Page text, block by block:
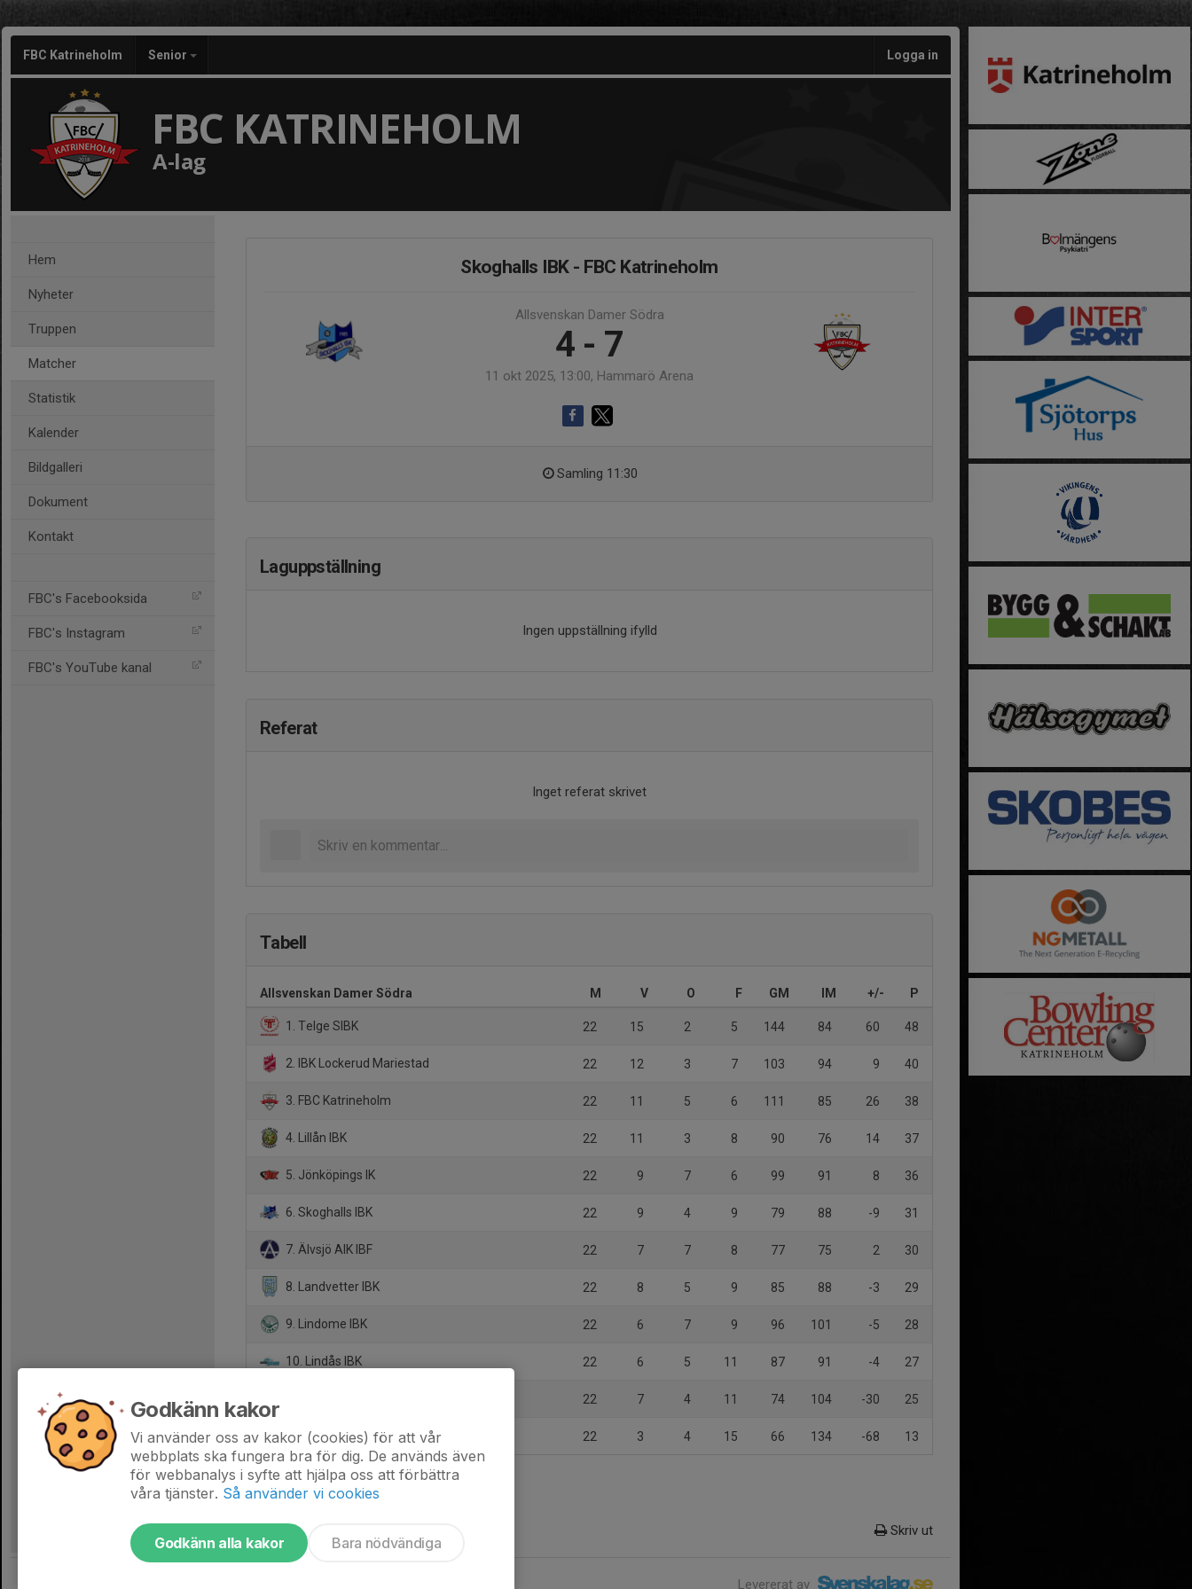
FBC Katrineholm Senior Logga in
FBC KATRINEHOLM
A-lag
Hem
Nyheter
Truppen
Matcher
Statistik
Kalender
Bildgalleri
Dokument
Kontakt
FBC's Facebooksida
FBC's Instagram
FBC's YouTube kanal
Skoghalls IBK - FBC Katrineholm
Allsvenskan Damer Södra
4 - 7
11 okt 2025, 13:00, Hammarö Arena
Samling 11:30
Laguppställning
Ingen uppställning ifylld
Referat
Inget referat skrivet
Tabell
Allsvenskan Damer Södra M V O F GM IM +/- P
1. Telge SIBK 22 15 2 5 144 84 60 48
2. IBK Lockerud Mariestad 22 12 3 7 103 94 9 40
3. FBC Katrineholm 22 11 5 6 111 85 26 38
4. Lillån IBK 22 11 3 8 90 76 14 37
5. Jönköpings IK 22 9 7 6 99 91 8 36
6. Skoghalls IBK 22 9 4 9 79 88 -9 31
7. Älvsjö AIK IBF 22 7 7 8 77 75 2 30
8. Landvetter IBK 22 8 5 9 85 88 -3 29
9. Lindome IBK 22 6 7 9 96 101 -5 28
10. Lindås IBK 22 6 5 11 87 91 -4 27
22 7 4 11 74 104 -30 25
12. Fröjereds IBF 22 3 4 15 66 134 -68 13
Skriv ut
Levererat av
Godkänn kakor
Vi använder oss av kakor (cookies) för att vår
webbplats ska fungera bra för dig. De används även
för webbanalys i syfte att hjälpa oss att förbättra
våra tjänster. Så använder vi cookies
Godkänn alla kakor Bara nödvändiga